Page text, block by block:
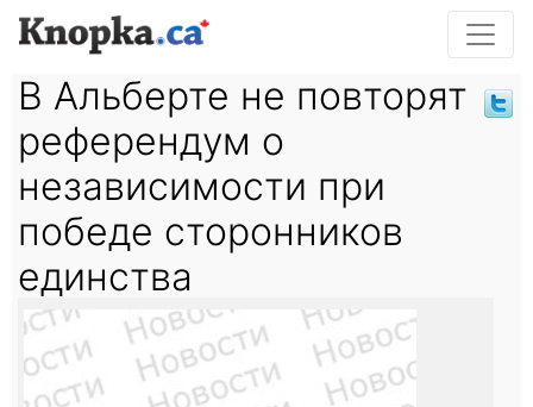
В Альберте не повторят
референдум о
независимости при
победе сторонников
единства